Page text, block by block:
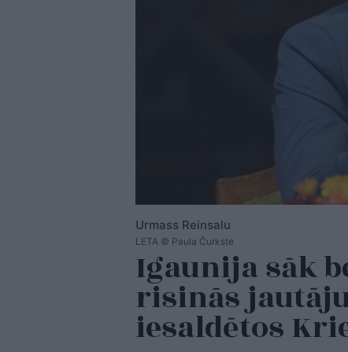
Urmass Reinsalu
LETA © Paula Čurkste
Igaunija sāk
risinās
iesaldētos